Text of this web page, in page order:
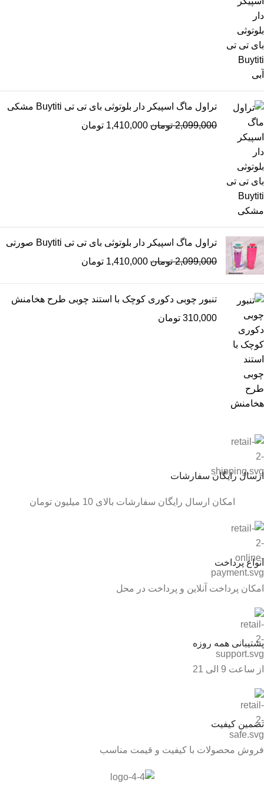
تراول ماگ اسپیکر دار بلوتوثی بای تی تی Buytiti مشکی
2,099,000 تومان 1,410,000 تومان
تراول ماگ اسپیکر دار بلوتوثی بای تی تی Buytiti صورتی
2,099,000 تومان 1,410,000 تومان
تنبور چوبی دکوری کوچک با استند چوبی طرح هخامنش
310,000 تومان
ارسال رایگان سفارشات
امکان ارسال رایگان سفارشات بالای 10 میلیون تومان
انواع پرداخت
امکان پرداخت آنلاین و پرداخت در محل
پشتیبانی همه روزه
از ساعت 9 الی 21
تضمین کیفیت
فروش محصولات با کیفیت و قیمت مناسب